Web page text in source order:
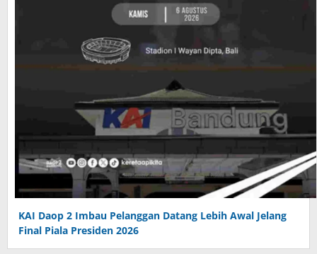
KAI Daop 2 Imbau Pelanggan Datang Lebih Awal Jelang
Final Piala Presiden 2026